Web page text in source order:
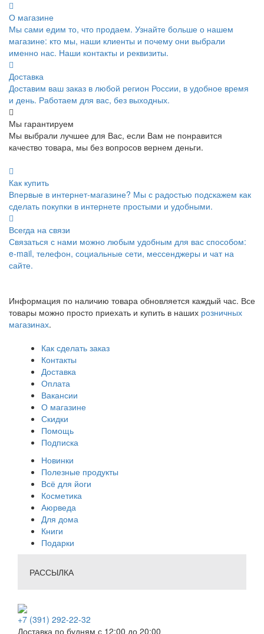
О магазине
Мы сами едим то, что продаем. Узнайте больше о нашем
магазине: кто мы, наши клиенты и почему они выбрали
именно нас. Наши контакты и реквизиты.
Доставка
Доставим ваш заказ в любой регион России, в удобное время
и день. Работаем для вас, без выходных.
Мы гарантируем
Мы выбрали лучшее для Вас, если Вам не понравится
качество товара, мы без вопросов вернем деньги.
Как купить
Впервые в интернет-магазине? Мы с радостью подскажем как
сделать покупки в интернете простыми и удобными.
Всегда на связи
Связаться с нами можно любым удобным для вас способом:
e-mail, телефон, социальные сети, мессенджеры и чат на
сайте.
Информация по наличию товара обновляется каждый час. Все
товары можно просто приехать и купить в наших розничных
магазинах.
Как сделать заказ
Контакты
Доставка
Оплата
Вакансии
О магазине
Скидки
Помощь
Подписка
Новинки
Полезные продукты
Всё для йоги
Косметика
Аюрведа
Для дома
Книги
Подарки
РАССЫЛКА
+7 (391) 292-22-32
Доставка по будням с 12:00 до 20:00